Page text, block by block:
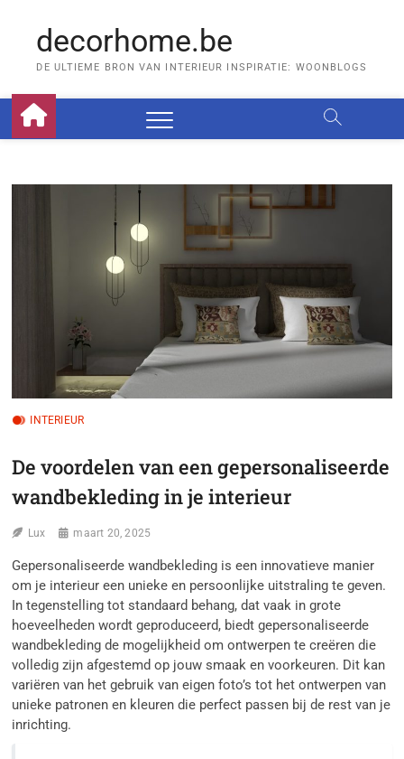
contentdecorhome.be
DE ULTIEME BRON VAN INTERIEUR INSPIRATIE: WOONBLOGS
INTERIEUR
De voordelen van een gepersonaliseerde
wandbekleding in je interieur
Lux maart 20, 2025
Gepersonaliseerde wandbekleding is een innovatieve manier
om je interieur een unieke en persoonlijke uitstraling te geven.
In tegenstelling tot standaard behang, dat vaak in grote
hoeveelheden wordt geproduceerd, biedt gepersonaliseerde
wandbekleding de mogelijkheid om ontwerpen te creëren die
volledig zijn afgestemd op jouw smaak en voorkeuren. Dit kan
variëren van het gebruik van eigen foto’s tot het ontwerpen van
unieke patronen en kleuren die perfect passen bij de rest van je
inrichting.